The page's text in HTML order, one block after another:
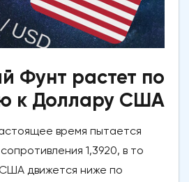
Фунт растет по
к Доллару США
время пытается
1,3920, в то
движется ниже по